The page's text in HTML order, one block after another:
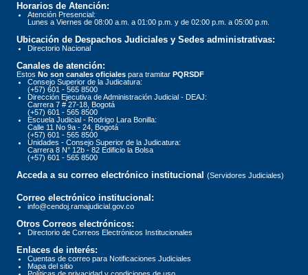
Horarios de Atención:
Atención Presencial:
Lunes a Viernes de 08:00 a.m. a 01:00 p.m. y de 02:00 p.m. a 05:00 p.m.
Ubicación de Despachos Judiciales y Sedes administrativas:
Directorio Nacional
Canales de atención:
Estos No son canales oficiales para tramitar PQRSDF
Consejo Superior de la Judicatura:
(+57) 601 - 565 8500
Dirección Ejecutiva de Administración Judicial - DEAJ:
Carrera 7 # 27-18, Bogotá
(+57) 601 - 565 8500
Escuela Judicial - Rodrigo Lara Bonilla:
Calle 11 No 9a - 24, Bogotá
(+57) 601 - 565 8500
Unidades - Consejo Superior de la Judicatura:
Carrera 8 N° 12b - 82 Edificio la Bolsa
(+57) 601 - 565 8500
Acceda a su correo electrónico institucional (Servidores Judiciales)
Correo electrónico institucional:
info@cendoj.ramajudicial.gov.co
Otros Correos electrónicos:
Directorio de Correos Electrónicos Institucionales
Enlaces de interés:
Cuentas de correo para Notificaciones Judiciales
Mapa del sitio